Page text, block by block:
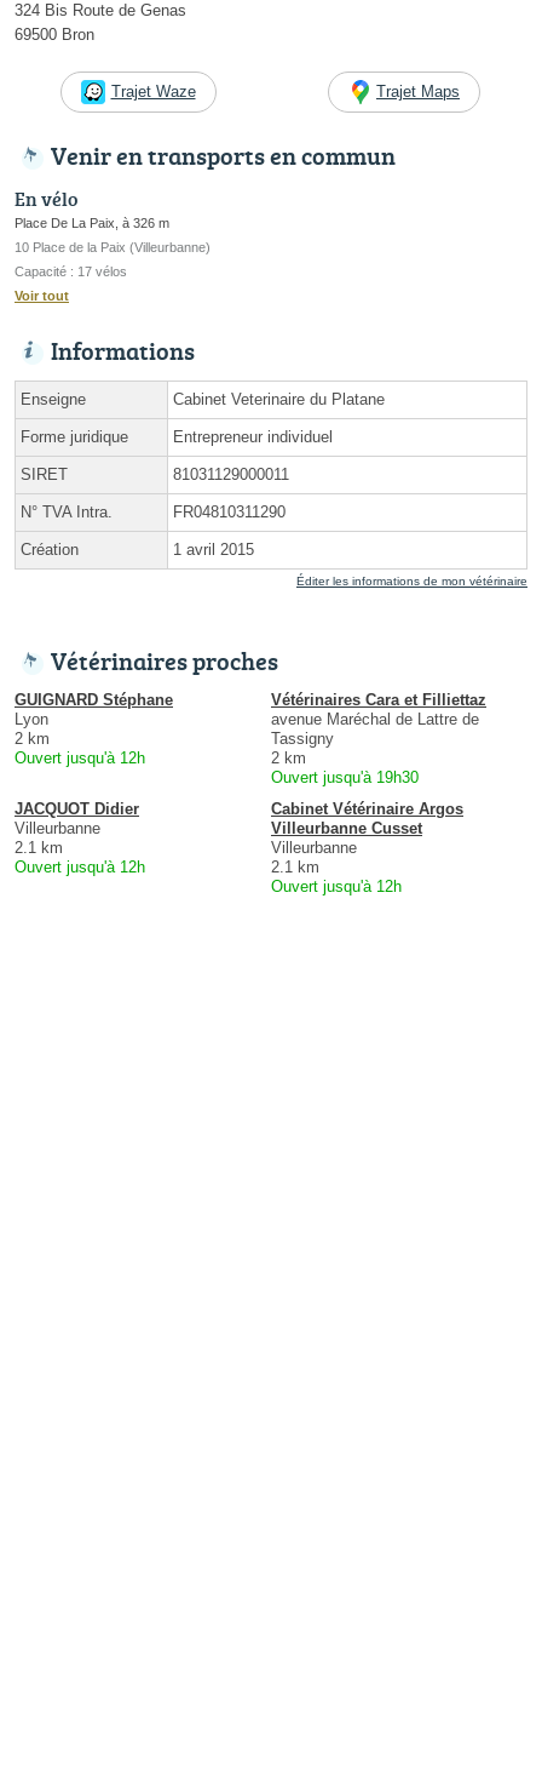
324 Bis Route de Genas
69500 Bron
Trajet Waze Trajet Maps
Venir en transports en commun
En vélo
Place De La Paix, à 326 m
10 Place de la Paix (Villeurbanne)
Capacité : 17 vélos
Voir tout
Informations
Enseigne Cabinet Veterinaire du Platane
Forme juridique Entrepreneur individuel
SIRET 81031129000011
N° TVA Intra. FR04810311290
Création 1 avril 2015
Éditer les informations de mon vétérinaire
Vétérinaires proches
GUIGNARD Stéphane
Lyon
2 km
Ouvert jusqu'à 12h
Vétérinaires Cara et Filliettaz
avenue Maréchal de Lattre de
Tassigny
2 km
Ouvert jusqu'à 19h30
JACQUOT Didier
Villeurbanne
2.1 km
Ouvert jusqu'à 12h
Cabinet Vétérinaire Argos
Villeurbanne Cusset
Villeurbanne
2.1 km
Ouvert jusqu'à 12h